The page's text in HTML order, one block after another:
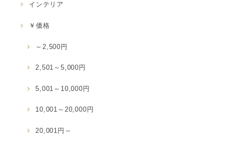
インテリア
￥価格
～2,500円
2,501～5,000円
5,001～10,000円
10,001～20,000円
20,001円～